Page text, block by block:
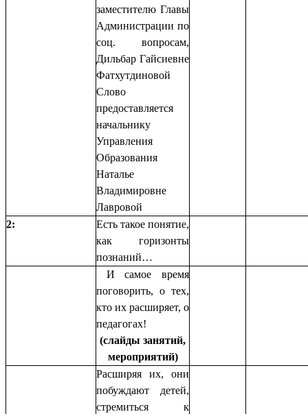
заместителю Главы
Администрации по
соц. вопросам,
Дильбар Гайсиевне
Фатхутдиновой
Слово
предоставляется
начальнику
Управления
Образования
Наталье
Владимировне
Лавровой
2:
Есть такое понятие,
как горизонты
познаний…
И самое время
поговорить, о тех,
кто их расширяет, о
педагогах!
(слайды занятий,
мероприятий)
Расширяя их, они
побуждают детей,
стремиться к